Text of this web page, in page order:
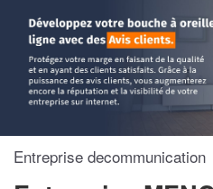
Entreprise decommunication